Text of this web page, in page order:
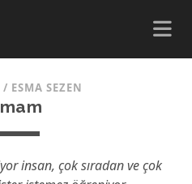
/ ESMA SEZEN
insan, çok sıradan ve çok